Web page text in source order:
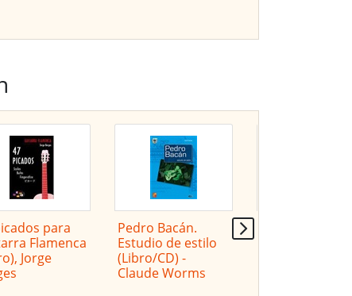
para
Flamenca
Jorge
Pedro Bacán.
Estudio de estilo
(Libro/CD) -
Claude Worms